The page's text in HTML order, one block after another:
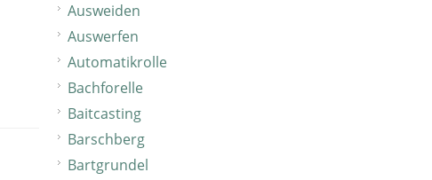
Ausweiden
Auswerfen
Automatikrolle
Bachforelle
Baitcasting
Barschberg
Bartgrundel